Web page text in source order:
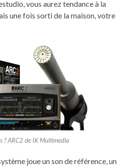
vous aurez tendance à la
une fois sorti de la maison, votre
? ARC2 de IK Multimedia
joue un son de référence, un